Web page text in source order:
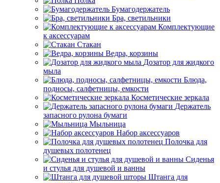
Бумагодержатель
Бра, светильники
Комплектующие
к аксессуарам
Стакан
Ведра, корзины
Дозатор для жидкого
мыла
Блюда,
подносы, салфетницы, емкости
Косметические зеркала
Держатель
запасного рулона бумаги
Мыльница
Набор аксессуаров
Полочка для
душевых полотенец
Сиденья
и стулья для душевой и ванны
Штанга для